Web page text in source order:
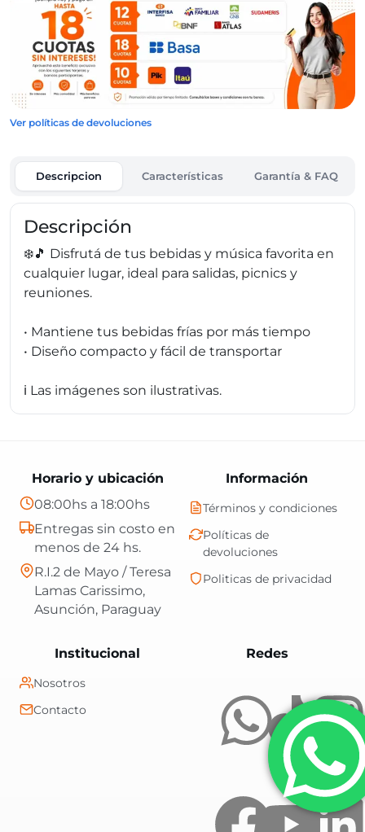
Ver políticas de devoluciones
Descripcion Características Garantía & FAQ
Descripción
❄️🎵 Disfrutá de tus bebidas y música favorita en
cualquier lugar, ideal para salidas, picnics y
reuniones.
• Mantiene tus bebidas frías por más tiempo
• Diseño compacto y fácil de transportar
ℹ️ Las imágenes son ilustrativas.
RedesCentral Shop es
Información
Términos y condiciones
Políticas de
devoluciones
Politicas de privacidad
Institucional
Nosotros
Contacto
Horario y ubicación
08:00hs a 18:00hs
Entregas sin costo en
menos de 24 hs.
R.I.2 de Mayo / Teresa
Lamas Carissimo,
Asunción, Paraguay